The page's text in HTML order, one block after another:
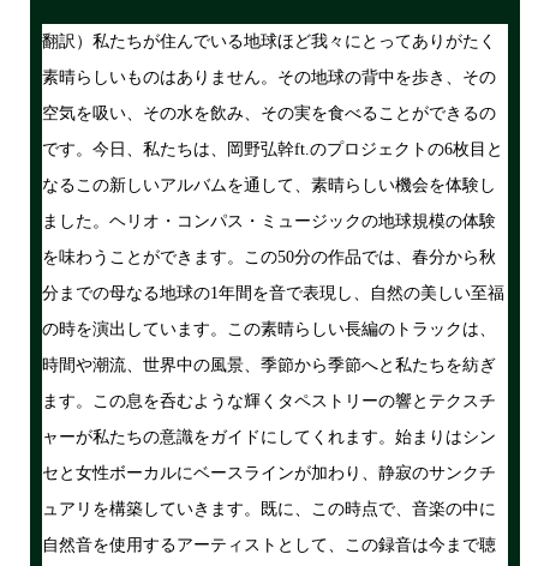
翻訳）私たちが住んでいる地球ほど我々にとってありがたく
素晴らしいものはありません。その地球の背中を歩き、その
空気を吸い、その水を飲み、その実を食べることができるの
です。今日、私たちは、岡野弘幹ft.のプロジェクトの6枚目と
なるこの新しいアルバムを通して、素晴らしい機会を体験し
ました。ヘリオ・コンパス・ミュージックの地球規模の体験
を味わうことができます。この50分の作品では、春分から秋
分までの母なる地球の1年間を音で表現し、自然の美しい至福
の時を演出しています。この素晴らしい長編のトラックは、
時間や潮流、世界中の風景、季節から季節へと私たちを紡ぎ
ます。この息を呑むような輝くタペストリーの響とテクスチ
ャーが私たちの意識をガイドにしてくれます。始まりはシン
セと女性ボーカルにベースラインが加わり、静寂のサンクチ
ュアリを構築していきます。既に、この時点で、音楽の中に
自然音を使用するアーティストとして、この録音は今まで聴